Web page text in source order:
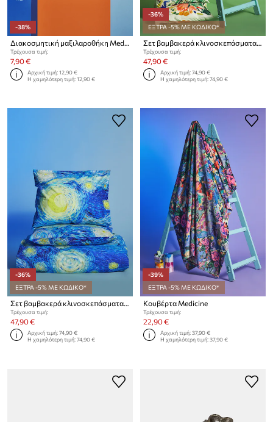
-38%
Διακοσμητική μαξιλαροθήκη Medicine
Τρέχουσα τιμή:
7,90 €
Αρχική τιμή:12,90 €
Η χαμηλότερη τιμή:12,90 €
-36%
ΕΞΤΡΑ -5% ΜΕ ΚΩΔΙΚΟ*
Σετ βαμβακερά κλινοσκεπάσματα Medicine
Τρέχουσα τιμή:
47,90 €
Αρχική τιμή:74,90 €
Η χαμηλότερη τιμή:74,90 €
-36%
ΕΞΤΡΑ -5% ΜΕ ΚΩΔΙΚΟ*
Σετ βαμβακερά κλινοσκεπάσματα Medicine
Τρέχουσα τιμή:
47,90 €
Αρχική τιμή:74,90 €
Η χαμηλότερη τιμή:74,90 €
-39%
ΕΞΤΡΑ -5% ΜΕ ΚΩΔΙΚΟ*
Κουβέρτα Medicine
Τρέχουσα τιμή:
22,90 €
Αρχική τιμή:37,90 €
Η χαμηλότερη τιμή:37,90 €